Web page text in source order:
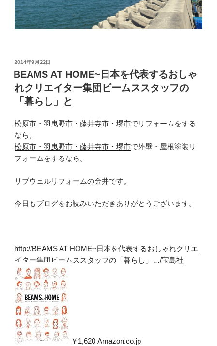
投
稿
日:
2014年9月22日
BEAMS AT HOME~日本を代表するおしゃ
れクリエイター集団ビームススタッフの
「暮らし」と
松原市・羽曳野市・藤井寺市・堺市でリフォームをする
なら。
松原市・羽曳野市・藤井寺市・堺市で外壁・屋根塗装リ
フォームをするなら。
リブウェルリフォームの金井です。
今日もブログをお読みいただきありがとうございます。
http://BEAMS AT HOME~日本を代表するおしゃれクリエ
イター集団ビームススタッフの「暮らし」…/宝島社
￥1,620 Amazon.co.jp